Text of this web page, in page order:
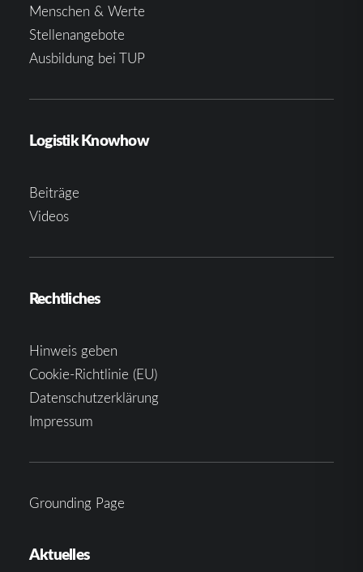
Menschen & Werte
Stellenangebote
Ausbildung bei TUP
Logistik Knowhow
Beiträge
Videos
Rechtliches
Hinweis geben
Cookie-Richtlinie (EU)
Datenschutzerklärung
Impressum
Grounding Page
Aktuelles